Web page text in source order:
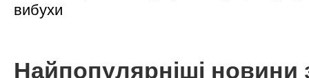
вибухи
Найпопулярніші новини